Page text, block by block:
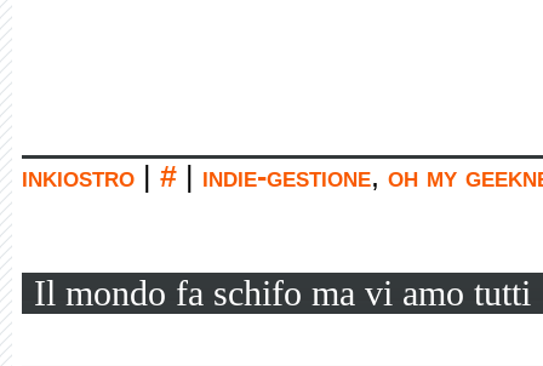
inkiostro # indie-gestione, oh my
Il mondo fa schifo ma vi amo tutti